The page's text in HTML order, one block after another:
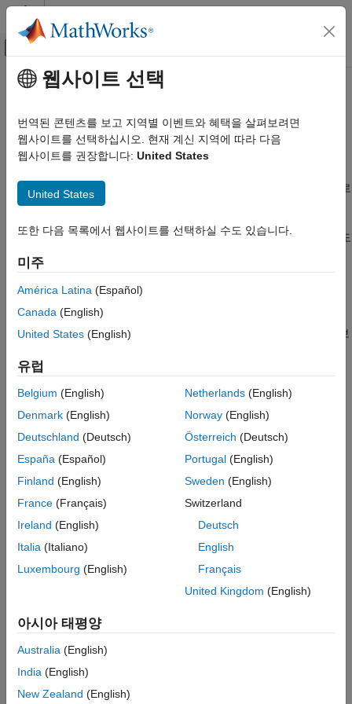
콘텐츠로 바로 가기
오프캔버스 탐색 메뉴 토글
문서 홈
Image Processing Toolbox
카테고리
Image Processing Toolbox 시작하기
가져오기와 내보내기 및 변환
파일에서 영상 데이터 읽기 및 쓰기
블록 형식 영상
영상 유형 변환
표시 및 탐색
기하 변환과 영상 정합
영상 필터링 및 향상
영상 분할 및 분석
영상 처리를 위한 딥러닝
초분광 영상 처리
주요 콘텐츠
가져오기와 내보내기 및 변환
영상 데이터 가져오기와 내보내기, 영상 유형과 클래스의 변환
MATLAB ®의 기본 데이터 구조인 배열은 기본적으로 영상을
그래픽스 파일이나 과학 파일 형식의 영상 데이터를 작업 공간으로
가져올 수 있습니다. 이와 반대로, 작업 공간의 데이터를 지원되는
있습니다. 또한 영상의 형식을 변환하거나 데이터형을 변환할 수도
카테고리
파일에서 영상 데이터 읽기 및 쓰기
파일에서 영상 데이터 읽기 및 쓰기, 영상 파일의 내용에 대한 정보
HDR(높은 동적 범위) 영상
HDR(높은 동적 범위) 영상 읽기, HDR 영상 생성, HDR 데이터를
대용량 영상과 다중 해상도 영상 읽기 및 탐색
영상 유형 변환
영상 유형(예: RGB(트루컬러) 영상, 이진 영상, 회색조 영상 및
인덱스 영상) 간에 변환하고 영상의 데이터형을 변경합니다.
영상 시퀀스와 일괄 처리
컬러스페이스 변환, ICC(International Color Consortium: 국제
영상 처리 알고리즘의 테스트를 위한 영상 만들기
웹사이트 선택
번역된 콘텐츠를 보고 지역별 이벤트와 혜택을 살펴보려면
웹사이트를 선택하십시오. 현재 계신 지역에 따라 다음
웹사이트를 권장합니다: United States
United States
또한 다음 목록에서 웹사이트를 선택하실 수도 있습니다.
미주
América Latina (Español)
Canada (English)
United States (English)
유럽
Belgium (English)
Denmark (English)
Deutschland (Deutsch)
España (Español)
Finland (English)
France (Français)
Ireland (English)
Italia (Italiano)
Luxembourg (English)
Netherlands(English)
Norway(English)
Österreich (Deutsch)
Portugal(English)
Sweden (English)
Switzerland
Deutsch
English
Français
United Kingdom (English)
아시아 태평양
Australia (English)
India (English)
New Zealand (English)